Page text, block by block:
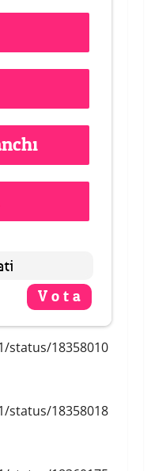
16.67 % )
status/18358010
status/18358018